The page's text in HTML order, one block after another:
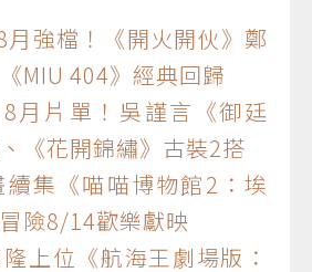
強檔！《開火開伙》鄭
MIU 404》經典回歸
月片單！吳謹言《御廷
《花開錦繡》古裝2搭
集《喵喵博物館2：埃
險8/14歡樂獻映
上位《航海王劇場版：